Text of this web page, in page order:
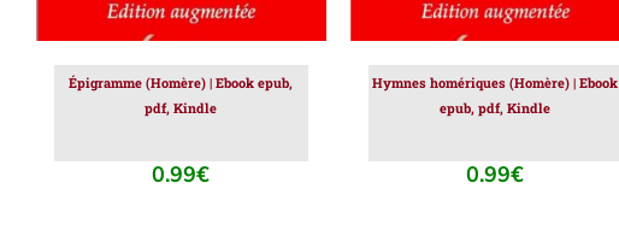
Épigramme (Homère) | Ebook epub,
pdf, Kindle
0.99€
Hymnes homériques (Homère) | Ebook
epub, pdf, Kindle
0.99€